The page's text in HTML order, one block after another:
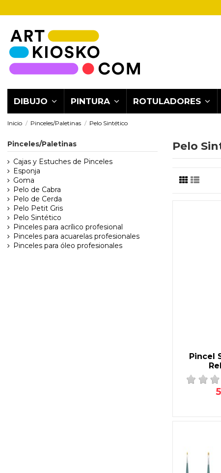
DIBUJO PINTURA ROTULADORES
Inicio Pinceles/Paletinas Pelo Sintético
Pelo
Pincel
Pinceles/Paletinas
Cajas y Estuches de Pinceles
Esponja
Goma
Pelo de Cabra
Pelo de Cerda
Pelo Petit Gris
Pelo Sintético
Pinceles para acrílico profesional
Pinceles para acuarelas profesionales
Pinceles para óleo profesionales